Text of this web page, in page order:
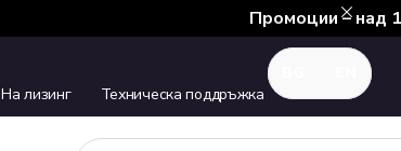
Промоции – над
На лизинг Техническа поддръжка